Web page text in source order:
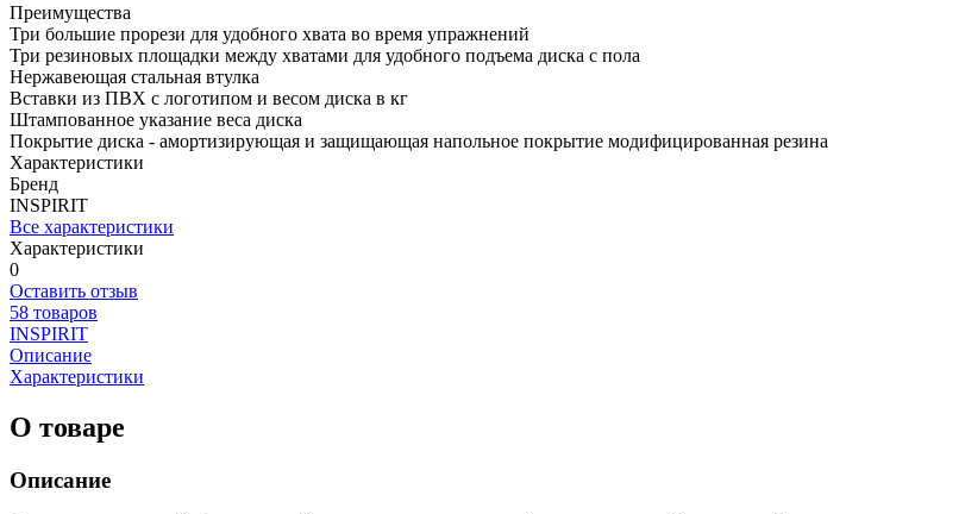
Преимущества
Три большие прорези для удобного хвата во время упражнений
Три резиновых площадки между хватами для удобного подъема диска с пола
Нержавеющая стальная втулка
Вставки из ПВХ с логотипом и весом диска в кг
Штампованное указание веса диска
Покрытие диска - амортизирующая и защищающая напольное покрытие модифицированная резина
Характеристики
Бренд
INSPIRIT
Все характеристики
Характеристики
0
Оставить отзыв
58 товаров
INSPIRIT
Описание
Характеристики
О товаре
Описание